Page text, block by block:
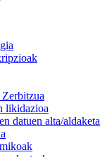
likidazioa
datuen alta/aldaketa